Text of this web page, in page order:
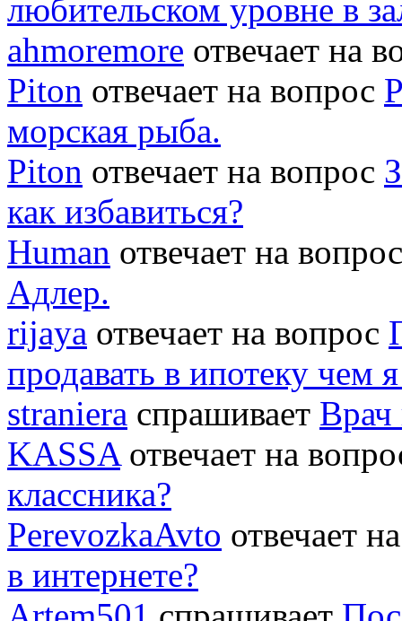
любительском уровне в
ahmoremore отвечает на
Piton отвечает на вопрос
морская рыба.
Piton отвечает на вопрос
как избавиться?
Human отвечает на
Адлер.
rijaya отвечает на вопрос
продавать в ипотеку чем
straniera спрашивает Врач
KASSA отвечает на
классника?
PerevozkaAvto отвечает
в интернете?